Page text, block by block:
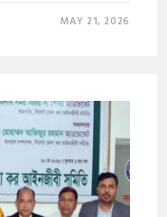
MAY 21, 2026